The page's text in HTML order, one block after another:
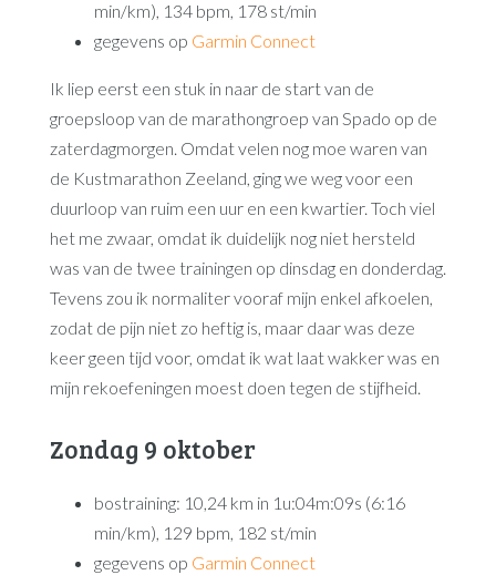
min/km), 134 bpm, 178 st/min
gegevens op Garmin Connect
Ik liep eerst een stuk in naar de start van de
groepsloop van de marathongroep van Spado op de
zaterdagmorgen. Omdat velen nog moe waren van
de Kustmarathon Zeeland, ging we weg voor een
duurloop van ruim een uur en een kwartier. Toch viel
het me zwaar, omdat ik duidelijk nog niet hersteld
was van de twee trainingen op dinsdag en donderdag.
Tevens zou ik normaliter vooraf mijn enkel afkoelen,
zodat de pijn niet zo heftig is, maar daar was deze
keer geen tijd voor, omdat ik wat laat wakker was en
mijn rekoefeningen moest doen tegen de stijfheid.
Zondag 9 oktober
bostraining: 10,24 km in 1u:04m:09s (6:16
min/km), 129 bpm, 182 st/min
gegevens op Garmin Connect